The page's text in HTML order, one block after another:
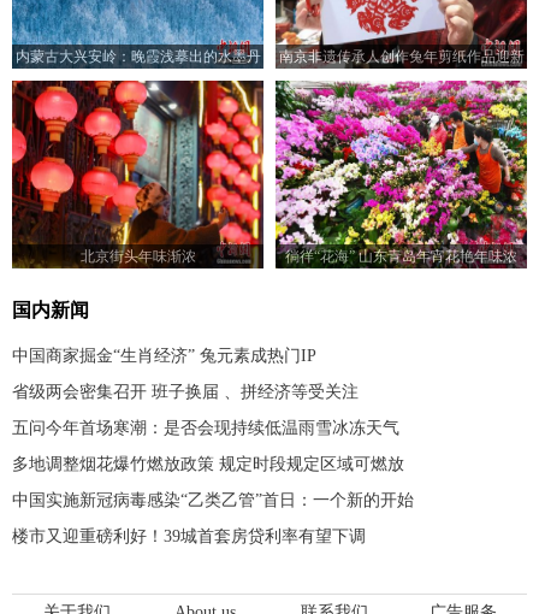
内蒙古大兴安岭：晚霞浅摹出的水墨丹
青画
南京非遗传承人创作兔年剪纸作品迎新
春
北京街头年味渐浓 徜徉“花海” 山东青岛年宵花艳年味浓
国内新闻
中国商家掘金“生肖经济” 兔元素成热门IP
省级两会密集召开 班子换届 、拼经济等受关注
五问今年首场寒潮：是否会现持续低温雨雪冰冻天气
多地调整烟花爆竹燃放政策 规定时段规定区域可燃放
中国实施新冠病毒感染“乙类乙管”首日：一个新的开始
楼市又迎重磅利好！39城首套房贷利率有望下调